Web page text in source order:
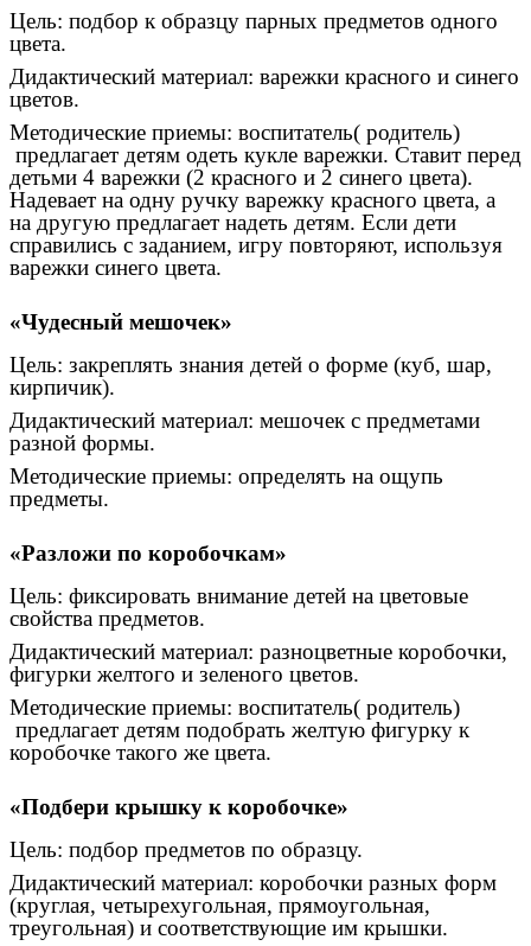
Цель: подбор к образцу парных предметов одного
цвета.
Дидактический материал: варежки красного и синего
цветов.
Методические приемы: воспитатель( родитель)
предлагает детям одеть кукле варежки. Ставит перед
детьми 4 варежки (2 красного и 2 синего цвета).
Надевает на одну ручку варежку красного цвета, а
на другую предлагает надеть детям. Если дети
справились с заданием, игру повторяют, используя
варежки синего цвета.
«Чудесный мешочек»
Цель: закреплять знания детей о форме (куб, шар,
кирпичик).
Дидактический материал: мешочек с предметами
разной формы.
Методические приемы: определять на ощупь
предметы.
«Разложи по коробочкам»
Цель: фиксировать внимание детей на цветовые
свойства предметов.
Дидактический материал: разноцветные коробочки,
фигурки желтого и зеленого цветов.
Методические приемы: воспитатель( родитель)
предлагает детям подобрать желтую фигурку к
коробочке такого же цвета.
«Подбери крышку к коробочке»
Цель: подбор предметов по образцу.
Дидактический материал: коробочки разных форм
(круглая, четырехугольная, прямоугольная,
треугольная) и соответствующие им крышки.